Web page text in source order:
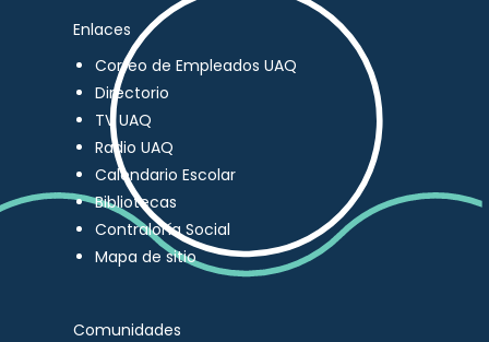
Enlaces
Correo de Empleados UAQ
Directorio
TV UAQ
Radio UAQ
Calendario Escolar
Bibliotecas
Contraloría Social
Mapa de sitio
Comunidades